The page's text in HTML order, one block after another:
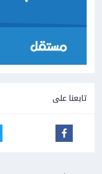
تابعنا على